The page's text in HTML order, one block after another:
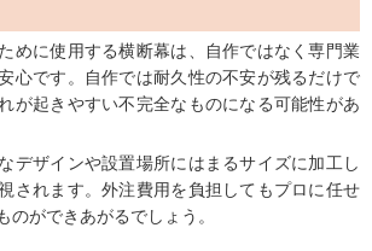
めに使用する横断幕は、自作ではなく専門業
心です。自作では耐久性の不安が残るだけで
が起きやすい不完全なものになる可能性があ
デザインや設置場所にはまるサイズに加工し
されます。外注費用を負担してもプロに任せ
のができあがるでしょう。